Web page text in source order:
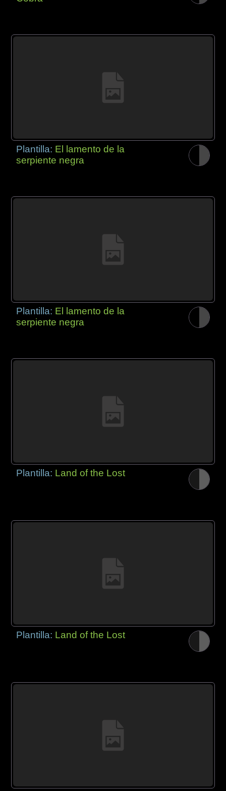
Plantilla: El lamento de la
serpiente negra
Plantilla: El lamento de la
serpiente negra
Plantilla: Land of the Lost
Plantilla: Land of the Lost